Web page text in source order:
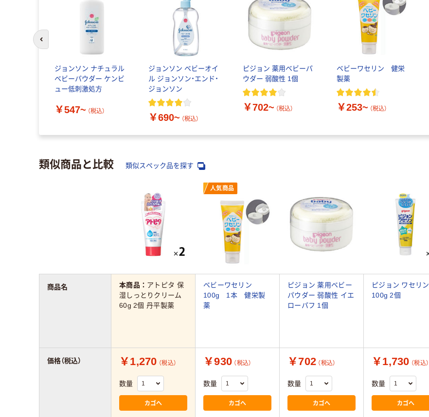
ジョンソン ナチュラル
ベビーパウダー ケンビ
ュー低刺激処方
￥547~ （税込）
ジョンソン ベビーオイ
ル ジョンソン・エンド・
ジョンソン
￥690~ （税込）
ピジョン 薬用ベビーパ
ウダー 弱酸性 1個
￥702~ （税込）
ベビーワセリン 健栄
製薬
￥253~ （税込）
前のスライドへ
類似商品と比較 類似スペック品を探す
人気商品
本商品： アトピタ 保
湿しっとりクリーム
60g 2個 丹平製薬
ベビーワセリン
100g 1本 健栄製
薬
ピジョン 薬用ベビー
パウダー 弱酸性 イエ
ローパフ 1個
ピジョン ワセリン
100g 2個
￥1,270 （税込）
数量
カゴへ
￥930 （税込）
数量
カゴへ
￥702 （税込）
数量
カゴへ
￥1,730 （税込）
数量
カゴへ
商品名
価格（税込）